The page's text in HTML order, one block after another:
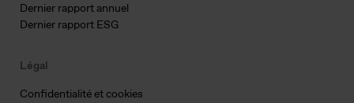
Dernier rapport annuel
Dernier rapport ESG
Légal
Confidentialité et cookies